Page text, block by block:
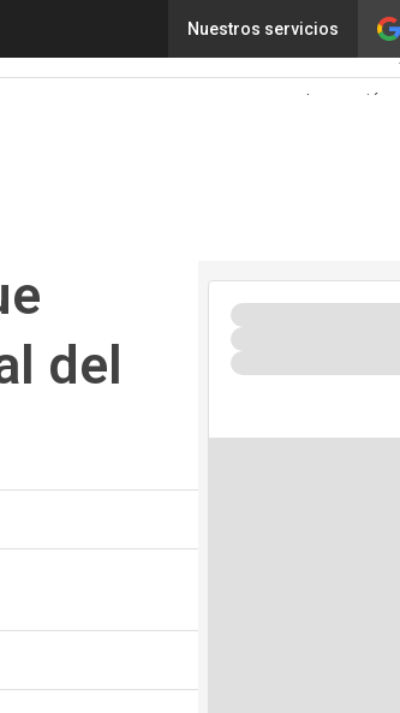
Nuestros servicios
Digital del sector JusticiaTecnología
Innovación
2026
del